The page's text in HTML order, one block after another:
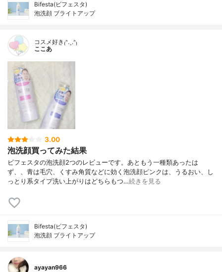
Bifesta(ビフェスタ)
泡洗顔 ブライトアップ
コスメ好き₍ᐢ.ˬ.ᐢ₎
ここあ
3.00
泡洗顔買ってみた結果
ビフェスタの泡洗顔2つのレビューです。あともう一種類あったは
ず、、青は毛穴、くすみ角質などに効く泡洗顔ピンクは、うるおい、し
っとり系タイプ洗い上がりはどちらもつ…続きを見る
Bifesta(ビフェスタ)
泡洗顔 ブライトアップ
ayayan966